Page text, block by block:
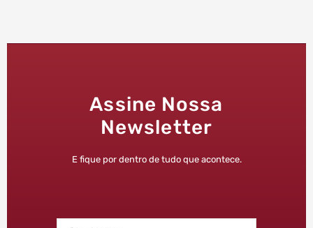
Assine Nossa
Newsletter
E fique por dentro de tudo que acontece.